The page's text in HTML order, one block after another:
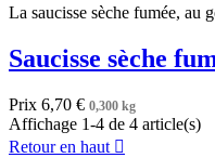
La saucisse sèche fumée, au
Saucisse sèche
Prix 6,70 € 0,300 kg
Affichage 1-4 de 4 article(s)
Retour en haut 